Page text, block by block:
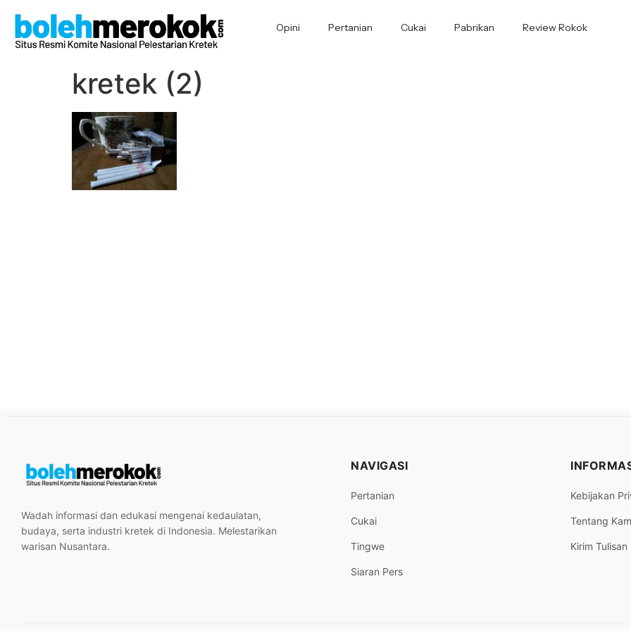
Opini Pertanian Cukai Pabrikan Review Rokok
kretek (2)
Wadah informasi dan edukasi mengenai kedaulatan,
budaya, serta industri kretek di Indonesia. Melestarikan
warisan Nusantara.
NAVIGASI
Pertanian
Cukai
Tingwe
Siaran Pers
Kebijakan
Tentang
Kirim Tulisan